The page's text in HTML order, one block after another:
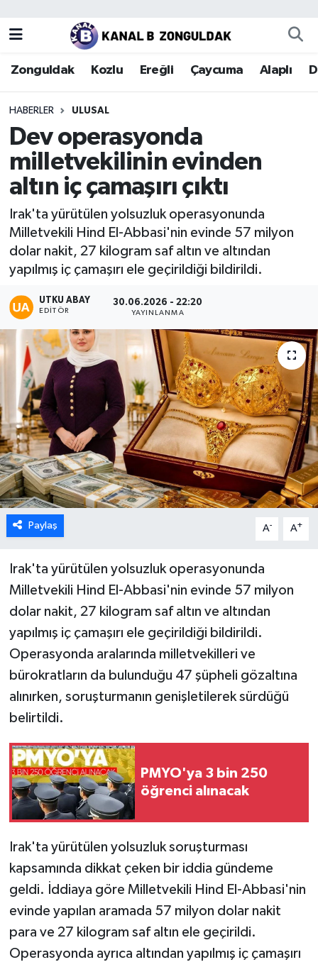
Zonguldak Kozlu Ereğli Çaycuma Alaplı
HABERLER ULUSAL
Dev operasyonda
milletvekilinin evinden
altın iç çamaşırı çıktı
Irak'ta yürütülen yolsuzluk operasyonunda
Milletvekili Hind El-Abbasi'nin evinde 57 milyon
dolar nakit, 27 kilogram saf altın ve altından
yapılmış iç çamaşırı ele geçirildiği bildirildi.
UTKU ABAY
EDITÖR
30.06.2026 - 22:20
YAYINLANMA
Paylaş A- A+
Irak'ta yürütülen yolsuzluk operasyonunda
Milletvekili Hind El-Abbasi'nin evinde 57 milyon
dolar nakit, 27 kilogram saf altın ve altından
yapılmış iç çamaşırı ele geçirildiği bildirildi.
Operasyonda aralarında milletvekilleri ve
bürokratların da bulunduğu 47 şüpheli gözaltına
alınırken, soruşturmanın genişletilerek sürdüğü
belirtildi.
PMYO'ya 3 bin 250
öğrenci alınacak
Irak'ta yürütülen yolsuzluk soruşturması
kapsamında dikkat çeken bir iddia gündeme
geldi. İddiaya göre Milletvekili Hind El-Abbasi'nin
evinde yapılan aramada 57 milyon dolar nakit
para ve 27 kilogram saf altın ele geçirildi.
Operasyonda ayrıca altından yapılmış iç çamaşırı
Zonguldak
Kozlu
Çaycuma
Alaplı
Devrek
Gökçebey
Bartın
Karabük
Spor
Ulusal
Zonguldak Nöbetçi Eczaneler
Zonguldak Hava Durumu
Zonguldak Trafik Yoğunluk Haritası
Puan Durumu ve Fikstür
Tüm Manşetler
Son Dakika Haberleri
Haber Arşivi